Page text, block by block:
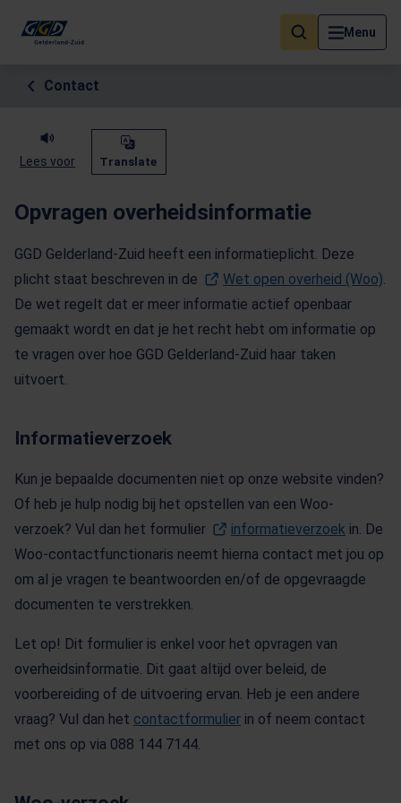
Menu
Als de resultaten voor automatisch aanvullen beschikbaar zijn,
Contact
Lees voor Translate
Opvragen overheidsinformatie
GGD Gelderland-Zuid heeft een informatieplicht. Deze
plicht staat beschreven in de
Wet open overheid (Woo).
De wet regelt dat er meer informatie actief openbaar
gemaakt wordt en dat je het recht hebt om informatie op
te vragen over hoe GGD Gelderland-Zuid haar taken
uitvoert.
Informatieverzoek
Kun je bepaalde documenten niet op onze website vinden?
Of heb je hulp nodig bij het opstellen van een Woo-
verzoek? Vul dan het formulier
informatieverzoek (Opent
in. De
Woo-contactfunctionaris neemt hierna contact met jou op
om al je vragen te beantwoorden en/of de opgevraagde
documenten te verstrekken.
Let op! Dit formulier is enkel voor het opvragen van
overheidsinformatie. Dit gaat altijd over beleid, de
voorbereiding of de uitvoering ervan. Heb je een andere
vraag? Vul dan het contactformulier in of neem contact
met ons op via 088 144 7144.